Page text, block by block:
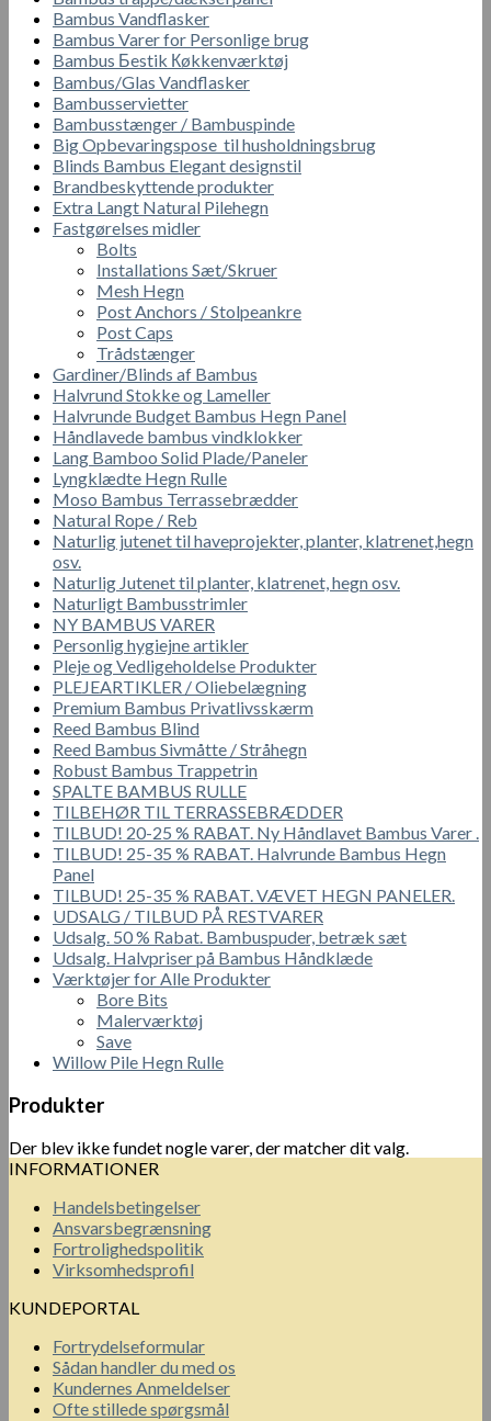
Bambus Vandflasker
Bambus Varer for Personlige brug
Bambus Бestik Кøkkenværktøj
Bambus/Glas Vandflasker
Bambusservietter
Bambusstænger / Bambuspinde
Big Opbevaringspose til husholdningsbrug
Blinds Bambus Elegant designstil
Brandbeskyttende produkter
Extra Langt Natural Pilehegn
Fastgørelses midler
Bolts
Installations Sæt/Skruer
Mesh Hegn
Post Anchors / Stolpeankre
Post Caps
Trådstænger
Gardiner/Blinds af Bambus
Halvrund Stokke og Lameller
Halvrunde Budget Bambus Hegn Panel
Håndlavede bambus vindklokker
Lang Bamboo Solid Plade/Paneler
Lyngklædte Hegn Rulle
Moso Bambus Terrassebrædder
Natural Rope / Reb
Naturlig jutenet til haveprojekter, planter, klatrenet,hegn
osv.
Naturlig Jutenet til planter, klatrenet, hegn osv.
Naturligt Bambusstrimler
NY BAMBUS VARER
Personlig hygiejne artikler
Pleje og Vedligeholdelse Produkter
PLEJEARTIKLER / Oliebelægning
Premium Bambus Privatlivsskærm
Reed Bambus Blind
Reed Bambus Sivmåtte / Stråhegn
Robust Bambus Trappetrin
SPALTE BAMBUS RULLE
TILBEHØR TIL TERRASSEBRÆDDER
TILBUD! 20-25 % RABAT. Ny Håndlavet Bambus Varer .
TILBUD! 25-35 % RABAT. Halvrunde Bambus Hegn
Panel
TILBUD! 25-35 % RABAT. VÆVET HEGN PANELER.
UDSALG / TILBUD PÅ RESTVARER
Udsalg. 50 % Rabat. Bambuspuder, betræk sæt
Udsalg. Halvpriser på Bambus Håndklæde
Værktøjer for Alle Produkter
Bore Bits
Malerværktøj
Save
Willow Pile Hegn Rulle
Produkter
Der blev ikke fundet nogle varer, der matcher dit valg.
INFORMATIONER
Handelsbetingelser
Ansvarsbegrænsning
Fortrolighedspolitik
Virksomhedsprofil
KUNDEPORTAL
Fortrydelseformular
Sådan handler du med os
Kundernes Anmeldelser
Ofte stillede spørgsmål